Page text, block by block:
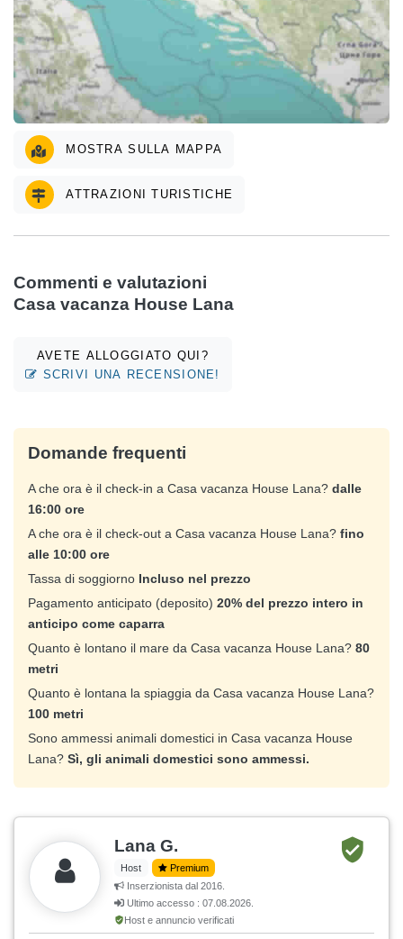
MOSTRA SULLA MAPPA
ATTRAZIONI TURISTICHE
Commenti e valutazioni
Casa vacanza House Lana
AVETE ALLOGGIATO QUI?
SCRIVI UNA RECENSIONE!
Domande frequenti
A che ora è il check-in a Casa vacanza House Lana? dalle
16:00 ore
A che ora è il check-out a Casa vacanza House Lana? fino
alle 10:00 ore
Tassa di soggiorno Incluso nel prezzo
Pagamento anticipato (deposito) 20% del prezzo intero in
anticipo come caparra
Quanto è lontano il mare da Casa vacanza House Lana? 80
metri
Quanto è lontana la spiaggia da Casa vacanza House Lana?
100 metri
Sono ammessi animali domestici in Casa vacanza House
Lana? Sì, gli animali domestici sono ammessi.
Lana G.
Host
Premium
Inserzionista dal 2016.
Ultimo accesso : 07.08.2026.
Host e annuncio verificati